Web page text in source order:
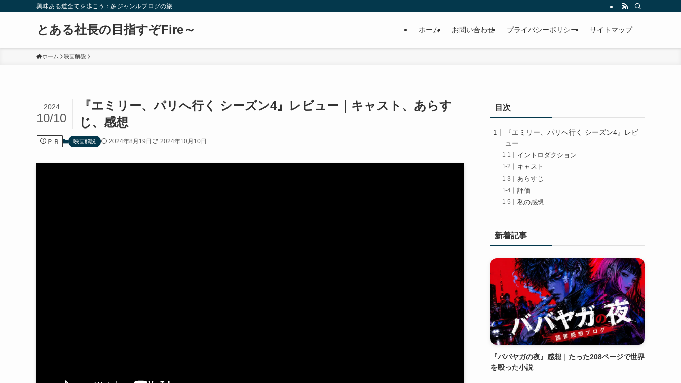
興味ある道全てを歩こう：多ジャンルブログの旅
とある社長の目指すぞFire～ ホーム お問い合わせ プライバシーポリシー サイトマップ
ホーム 映画解説
『エミリー、パリへ行く シーズン4』レビュー｜キャスト、あらす
じ、感想
2024
10/10
ＰＲ 映画解説 2024年8月19日 2024年10月10日
目次
『エミリー、パリへ行く シーズン4』レビ
ュー
イントロダクション
キャスト
あらすじ
評価
私の感想
新着記事
『ババヤガの夜』感想｜たった208ページで世界
を殴った小説